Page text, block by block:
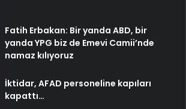
Fatih Erbakan: Bir yanda ABD, bir
yanda YPG biz de Emevi Camii’nde
namaz kılıyoruz
İktidar, AFAD personeline kapıları
kapattı…